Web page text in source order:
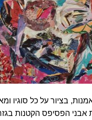
בציור על כל סוגיו
הפסיפס הקטנות